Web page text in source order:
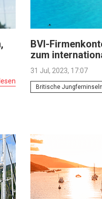
BVI-
zum
31 Jul, 2023, 17:07
Britische Jungferninseln